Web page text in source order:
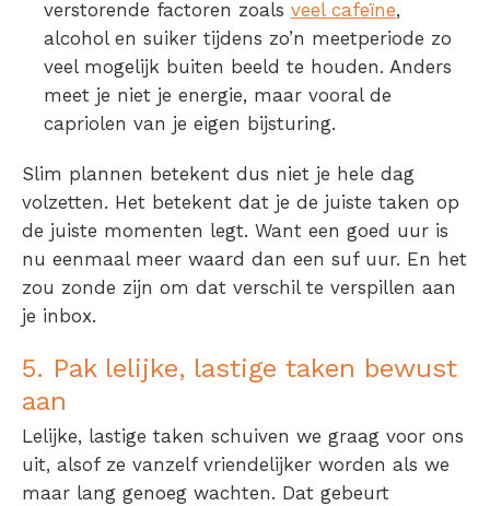
verstorende factoren zoals veel cafeïne,
alcohol en suiker tijdens zo’n meetperiode zo
veel mogelijk buiten beeld te houden. Anders
meet je niet je energie, maar vooral de
capriolen van je eigen bijsturing.
Slim plannen betekent dus niet je hele dag
volzetten. Het betekent dat je de juiste taken op
de juiste momenten legt. Want een goed uur is
nu eenmaal meer waard dan een suf uur. En het
zou zonde zijn om dat verschil te verspillen aan
je inbox.
5. Pak lelijke, lastige taken bewust
aan
Lelijke, lastige taken schuiven we graag voor ons
uit, alsof ze vanzelf vriendelijker worden als we
maar lang genoeg wachten. Dat gebeurt